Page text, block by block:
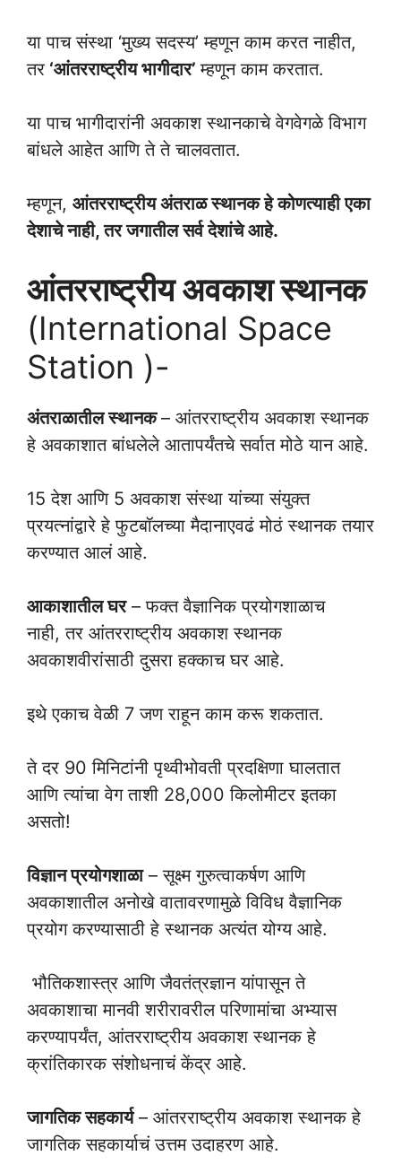
या पाच संस्था ‘मुख्य सदस्य’ म्हणून काम करत नाहीत,
तर ‘आंतरराष्ट्रीय भागीदार’म्हणून काम करतात.
या पाच भागीदारांनी अवकाश स्थानकाचे वेगवेगळे विभाग
बांधले आहेत आणि ते ते चालवतात.
म्हणून, आंतरराष्ट्रीय अंतराळ स्थानक हे कोणत्याही एका
देशाचे नाही, तर जगातील सर्व देशांचे आहे.
आंतरराष्ट्रीय अवकाश स्थानक
(International Space
Station )-
अंतराळातील स्थानक – आंतरराष्ट्रीय अवकाश स्थानक
हे अवकाशात बांधलेले आतापर्यंतचे सर्वात मोठे यान आहे.
15 देश आणि 5 अवकाश संस्था यांच्या संयुक्त
प्रयत्नांद्वारे हे फुटबॉलच्या मैदानाएवढं मोठं स्थानक तयार
करण्यात आलं आहे.
आकाशातील घर– फक्त वैज्ञानिक प्रयोगशाळाच
नाही, तर आंतरराष्ट्रीय अवकाश स्थानक
अवकाशवीरांसाठी दुसरा हक्काच घर आहे.
इथे एकाच वेळी 7 जण राहून काम करू शकतात.
ते दर 90 मिनिटांनी पृथ्वीभोवती प्रदक्षिणा घालतात
आणि त्यांचा वेग ताशी 28,000 किलोमीटर इतका
असतो!
विज्ञान प्रयोगशाळा– सूक्ष्म गुरुत्वाकर्षण आणि
अवकाशातील अनोखे वातावरणामुळे विविध वैज्ञानिक
प्रयोग करण्यासाठी हे स्थानक अत्यंत योग्य आहे.
भौतिकशास्त्र आणि जैवतंत्रज्ञान यांपासून ते
अवकाशाचा मानवी शरीरावरील परिणामांचा अभ्यास
करण्यापर्यंत, आंतरराष्ट्रीय अवकाश स्थानक हे
क्रांतिकारक संशोधनाचं केंद्र आहे.
जागतिक सहकार्य– आंतरराष्ट्रीय अवकाश स्थानक हे
जागतिक सहकार्याचं उत्तम उदाहरण आहे.